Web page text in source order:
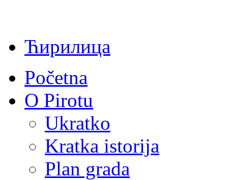
Ћирилица
Početna
O Pirotu
Ukratko
Kratka istorija
Plan grada